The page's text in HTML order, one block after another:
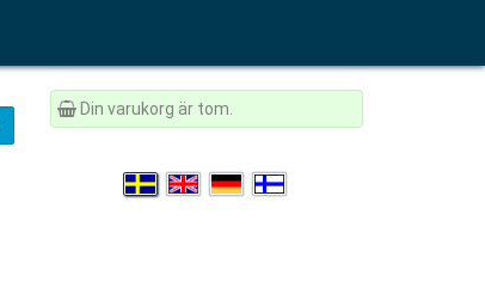
Din varukorg är tom.